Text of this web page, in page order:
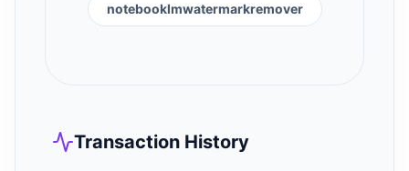
notebooklmwatermarkremover
Transaction History